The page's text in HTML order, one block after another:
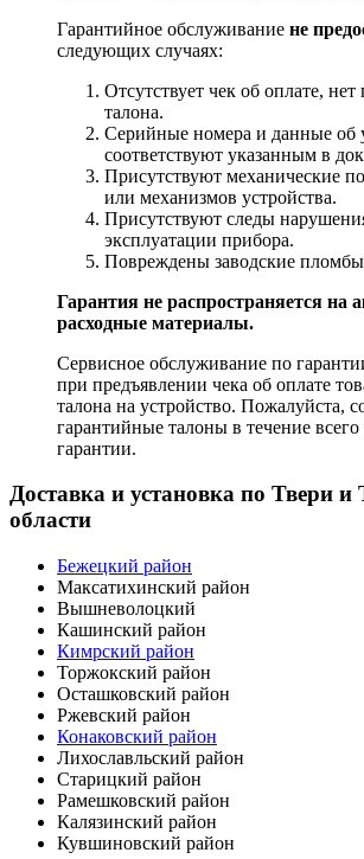
Гарантийное обслуживание не
следующих случаях:
Отсутствует чек об оплате, нет
талона.
Серийные номера и данные об
соответствуют указанным в
Присутствуют механические
или механизмов устройства.
Присутствуют следы
эксплуатации прибора.
Повреждены заводские
Гарантия не распространяется на
расходные материалы.
Сервисное обслуживание по
при предъявлении чека об оплате
талона на устройство. Пожалуйста,
гарантийные талоны в течение всего
гарантии.
Доставка и установка по Твери и
области
Бежецкий район
Максатихинский район
Вышневолоцкий
Кашинский район
Кимрский район
Торжокский район
Осташковский район
Ржевский район
Конаковский район
Лихославльский район
Старицкий район
Рамешковский район
Калязинский район
Кувшиновский район